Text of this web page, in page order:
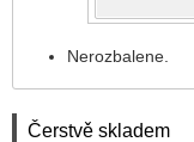
Nerozbalene.
Čerstvě skladem